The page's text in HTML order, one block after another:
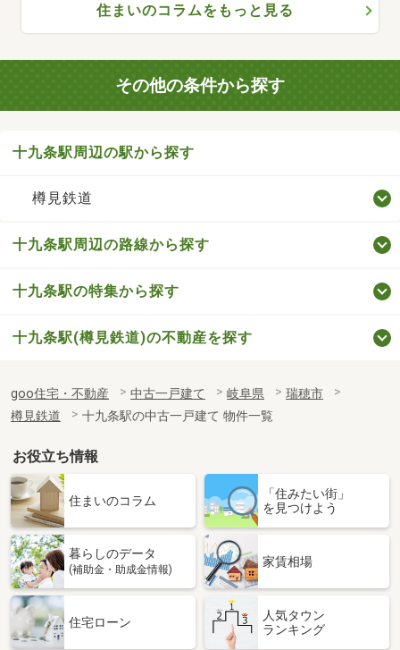
住まいのコラムをもっと見る
その他の条件から探す
十九条駅周辺の駅から探す
樽見鉄道
十九条駅周辺の路線から探す
十九条駅の特集から探す
十九条駅(樽見鉄道)の不動産を探す
goo住宅・不動産 中古一戸建て 岐阜県
瑞穂市
樽見鉄道
十九条駅の中古一戸建て 物件一覧
お役立ち情報
住まいのコラム
「住みたい街」
を見つけよう
暮らしのデータ
(補助金・助成金情報)
家賃相場
住宅ローン
人気タウン
ランキング